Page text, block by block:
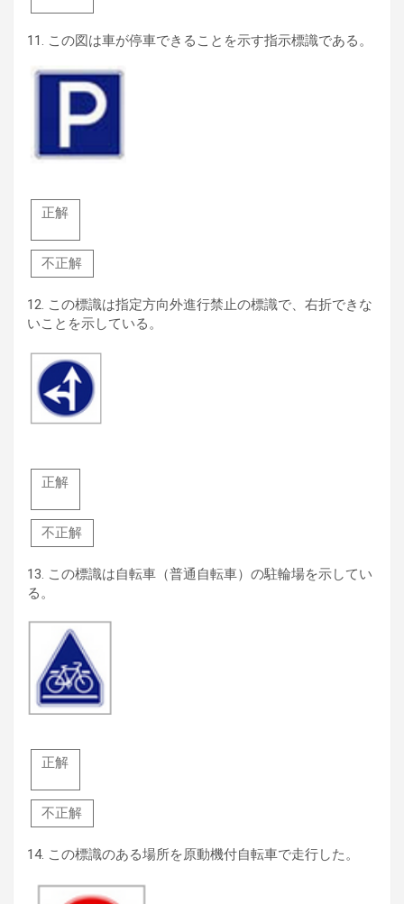
11. この図は車が停車できることを示す指示標識である。
正解
不正解
12. この標識は指定方向外進行禁止の標識で、右折できな
いことを示している。
正解
不正解
13. この標識は自転車（普通自転車）の駐輪場を示してい
る。
正解
不正解
14. この標識のある場所を原動機付自転車で走行した。